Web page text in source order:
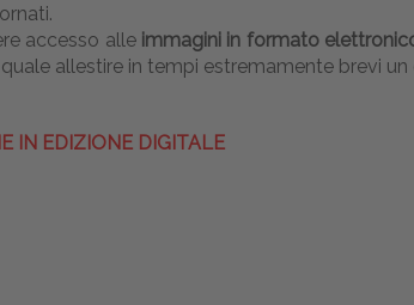
accesso alle immagini in formato
allestire in tempi estremamente brevi
IN EDIZIONE DIGITALE